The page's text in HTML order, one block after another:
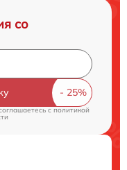
со
cполитикой